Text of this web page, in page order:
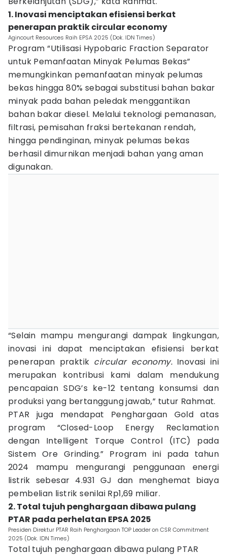
1. Inovasi menciptakan efisiensi berkat
penerapan praktik circular economy
Agincourt Resources Raih EPSA 2025 (Dok. IDN Times)
Program “Utilisasi Hypobaric Fraction Separator
untuk Pemanfaatan Minyak Pelumas Bekas”
memungkinkan pemanfaatan minyak pelumas
bekas hingga 80% sebagai substitusi bahan bakar
minyak pada bahan peledak menggantikan
bahan bakar diesel. Melalui teknologi pemanasan,
filtrasi, pemisahan fraksi bertekanan rendah,
hingga pendinginan, minyak pelumas bekas
berhasil dimurnikan menjadi bahan yang aman
digunakan.
“Selain mampu mengurangi dampak lingkungan,
inovasi ini dapat menciptakan efisiensi berkat
penerapan praktik circular economy. Inovasi ini
merupakan kontribusi kami dalam mendukung
pencapaian SDG’s ke-12 tentang konsumsi dan
produksi yang bertanggung jawab,” tutur Rahmat.
PTAR juga mendapat Penghargaan Gold atas
program “Closed-Loop Energy Reclamation
dengan Intelligent Torque Control (ITC) pada
Sistem Ore Grinding.” Program ini pada tahun
2024 mampu mengurangi penggunaan energi
listrik sebesar 4.931 GJ dan menghemat biaya
pembelian listrik senilai Rp1,69 miliar.
2. Total tujuh penghargaan dibawa pulang
PTAR pada perhelatan EPSA 2025
Presiden Direktur PTAR Raih Penghargaan TOP Leader on CSR Commitment
2025 (Dok. IDN Times)
Total tujuh penghargaan dibawa pulang PTAR